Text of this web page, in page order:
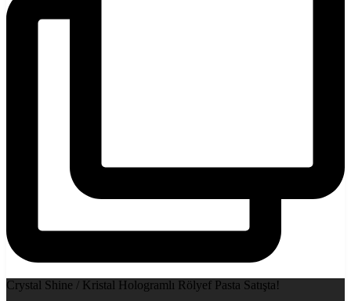
Crystal Shine / Kristal Hologramlı Rölyef Pasta Satışta!